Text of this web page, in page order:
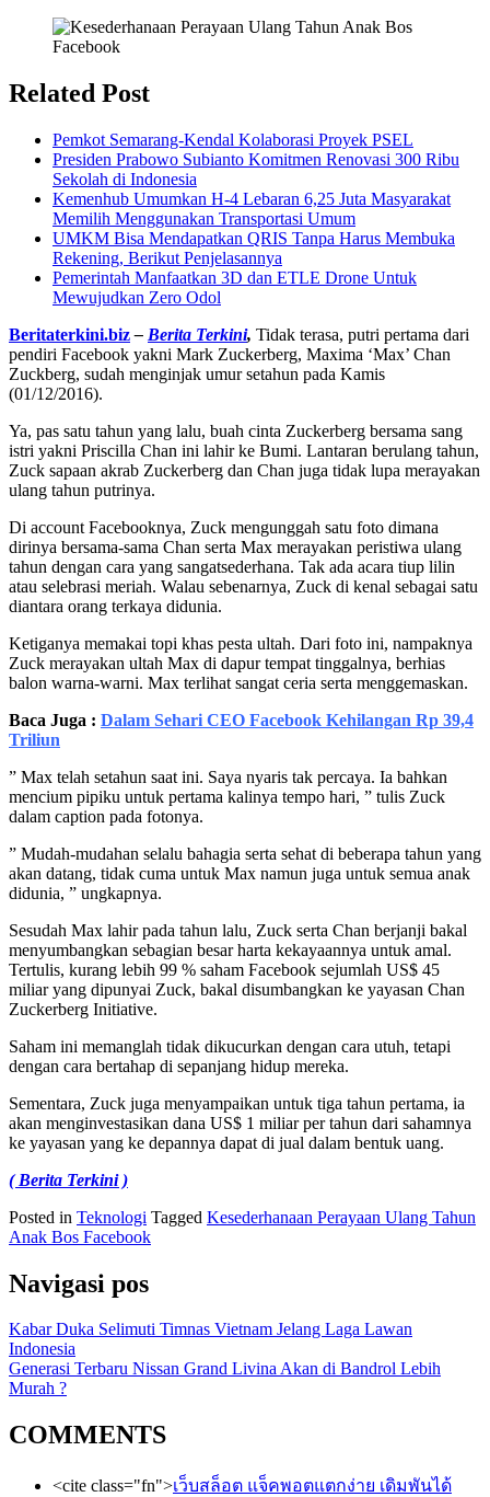
Related Post
Pemkot Semarang-Kendal Kolaborasi Proyek PSEL
Presiden Prabowo Subianto Komitmen Renovasi 300 Ribu
Sekolah di Indonesia
Kemenhub Umumkan H-4 Lebaran 6,25 Juta Masyarakat
Memilih Menggunakan Transportasi Umum
UMKM Bisa Mendapatkan QRIS Tanpa Harus Membuka
Rekening, Berikut Penjelasannya
Pemerintah Manfaatkan 3D dan ETLE Drone Untuk
Mewujudkan Zero Odol
Beritaterkini.biz – Berita Terkini, Tidak terasa, putri pertama dari
pendiri Facebook yakni Mark Zuckerberg, Maxima ‘Max’ Chan
Zuckberg, sudah menginjak umur setahun pada Kamis
(01/12/2016).
Ya, pas satu tahun yang lalu, buah cinta Zuckerberg bersama sang
istri yakni Priscilla Chan ini lahir ke Bumi. Lantaran berulang tahun,
Zuck sapaan akrab Zuckerberg dan Chan juga tidak lupa merayakan
ulang tahun putrinya.
Di account Facebooknya, Zuck mengunggah satu foto dimana
dirinya bersama-sama Chan serta Max merayakan peristiwa ulang
tahun dengan cara yang sangatsederhana. Tak ada acara tiup lilin
atau selebrasi meriah. Walau sebenarnya, Zuck di kenal sebagai satu
diantara orang terkaya didunia.
Ketiganya memakai topi khas pesta ultah. Dari foto ini, nampaknya
Zuck merayakan ultah Max di dapur tempat tinggalnya, berhias
balon warna-warni. Max terlihat sangat ceria serta menggemaskan.
Baca Juga : Dalam Sehari CEO Facebook Kehilangan Rp 39,4
Triliun
” Max telah setahun saat ini. Saya nyaris tak percaya. Ia bahkan
mencium pipiku untuk pertama kalinya tempo hari, ” tulis Zuck
dalam caption pada fotonya.
” Mudah-mudahan selalu bahagia serta sehat di beberapa tahun yang
akan datang, tidak cuma untuk Max namun juga untuk semua anak
didunia, ” ungkapnya.
Sesudah Max lahir pada tahun lalu, Zuck serta Chan berjanji bakal
menyumbangkan sebagian besar harta kekayaannya untuk amal.
Tertulis, kurang lebih 99 % saham Facebook sejumlah US$ 45
miliar yang dipunyai Zuck, bakal disumbangkan ke yayasan Chan
Zuckerberg Initiative.
Saham ini memanglah tidak dikucurkan dengan cara utuh, tetapi
dengan cara bertahap di sepanjang hidup mereka.
Sementara, Zuck juga menyampaikan untuk tiga tahun pertama, ia
akan menginvestasikan dana US$ 1 miliar per tahun dari sahamnya
ke yayasan yang ke depannya dapat di jual dalam bentuk uang.
( Berita Terkini )
Posted in Teknologi Tagged Kesederhanaan Perayaan Ulang Tahun
Anak Bos Facebook
Navigasi pos
Kabar Duka Selimuti Timnas Vietnam Jelang Laga Lawan
Indonesia
Generasi Terbaru Nissan Grand Livina Akan di Bandrol Lebih
Murah ?
COMMENTS
<cite class="fn">เว็บสล็อต แจ็คพอตแตกง่าย เดิมพันได้